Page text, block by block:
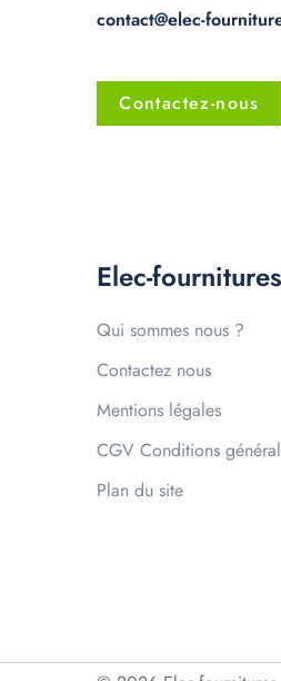
contact@elec-
Contactez-nous
Elec-
Qui sommes nous ?
Contactez nous
Mentions légales
CGV Conditions
Plan du site